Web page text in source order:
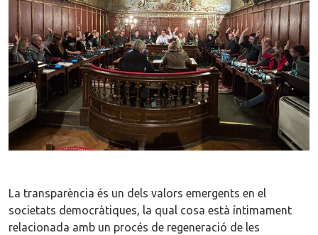
La transparència és un dels valors emergents en el
societats democràtiques, la qual cosa està íntimament
relacionada amb un procés de regeneració de les